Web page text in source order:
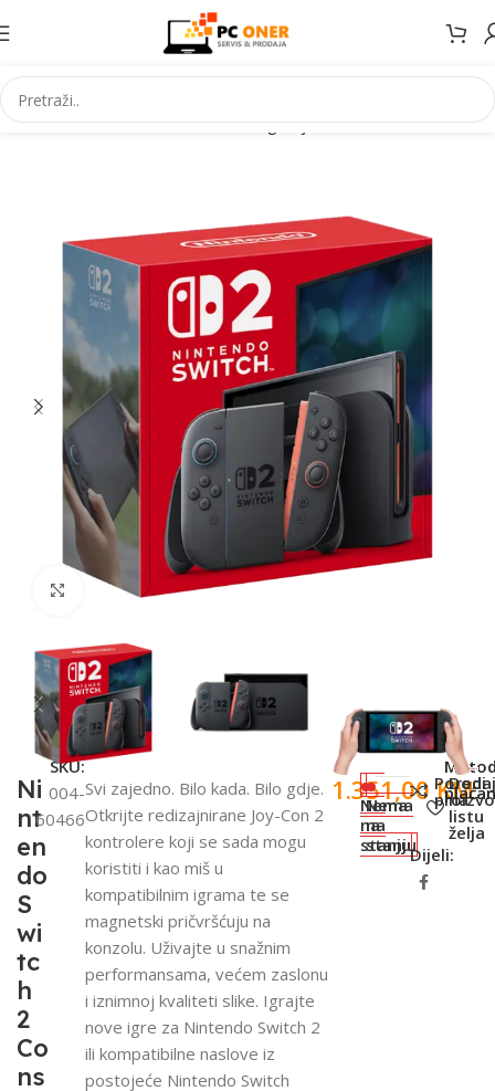
Početna Elektronika Konzole za igranje Konzole
Click to enlarge
Ni
nt
en
do
S
wi
tc
h
2
Co
ns
SKU:
004-
60466
Svi zajedno. Bilo kada. Bilo gdje.
Otkrijte redizajnirane Joy-Con 2
kontrolere koji se sada mogu
koristiti i kao miš u
kompatibilnim igrama te se
magnetski pričvršćuju na
konzolu. Uživajte u snažnim
performansama, većem zaslonu
i iznimnoj kvaliteti slike. Igrajte
nove igre za Nintendo Switch 2
ili kompatibilne naslove iz
postojeće Nintendo Switch
1.351,00KM
Nema
na
stanju
Nema
na
stanju
Poredi
na
listu
želja
Dijeli: